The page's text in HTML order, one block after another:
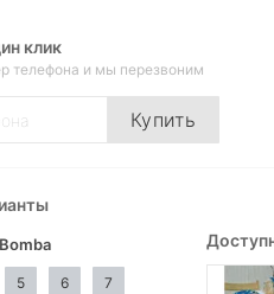
клик
телефона и мы перезвоним
Купить
5 6 7